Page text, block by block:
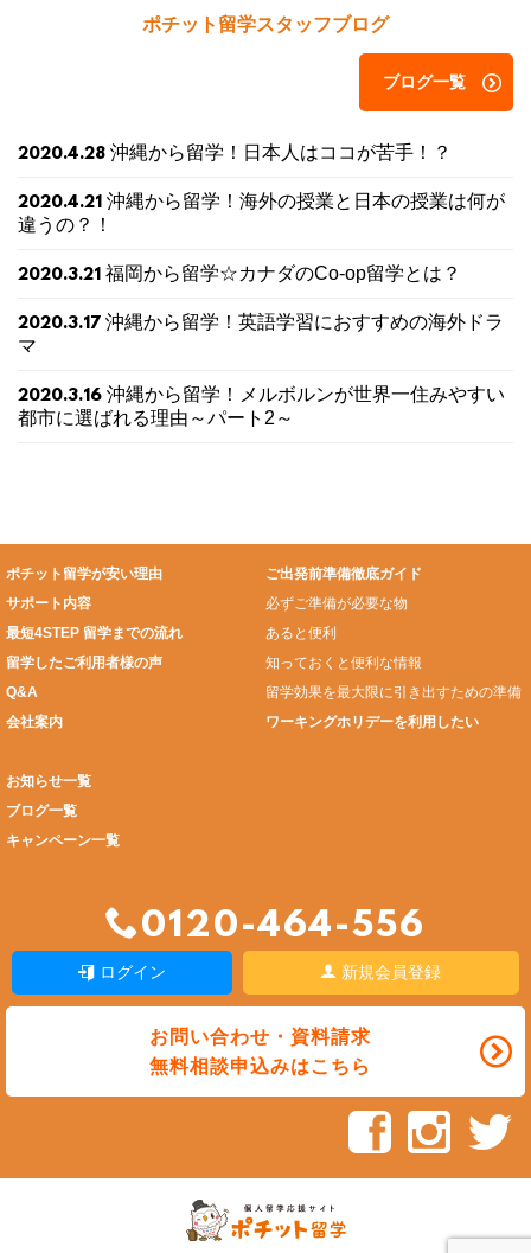
ポチット留学スタッフブログ
ブログ一覧
2020.4.28 沖縄から留学！日本人はココが苦手！？
2020.4.21 沖縄から留学！海外の授業と日本の授業は何が
違うの？！
2020.3.21 福岡から留学☆カナダのCo-op留学とは？
2020.3.17 沖縄から留学！英語学習におすすめの海外ドラ
マ
2020.3.16 沖縄から留学！メルボルンが世界一住みやすい
都市に選ばれる理由～パート2～
ポチット留学が安い理由
サポート内容
最短4STEP 留学までの流れ
留学したご利用者様の声
Q&A
会社案内
ご出発前準備徹底ガイド
必ずご準備が必要な物
あると便利
知っておくと便利な情報
留学効果を最大限に引き出すための準備
ワーキングホリデーを利用したい
お知らせ一覧
ブログ一覧
キャンペーン一覧
0120-464-556
ログイン 新規会員登録
お問い合わせ・資料請求
無料相談申込みはこちら